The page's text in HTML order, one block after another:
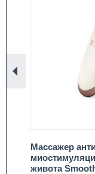
Массажер
живота
Назад